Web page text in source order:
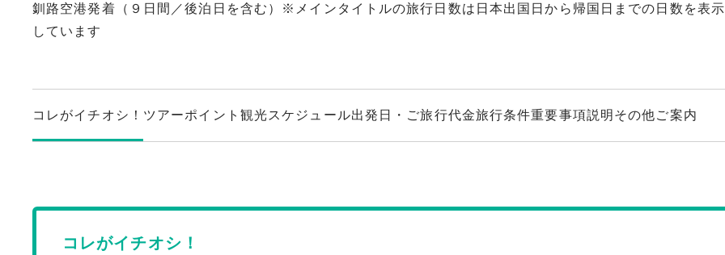
釧路空港発着（９日間／後泊日を含む）※メインタイトルの旅行日数は日本出国日から帰国日までの日数を表示
しています
コレがイチオシ！ ツアーポイント 観光スケジュール出発日・ご旅行代金旅行条件重要事項説明 その他ご案内
コレがイチオシ！